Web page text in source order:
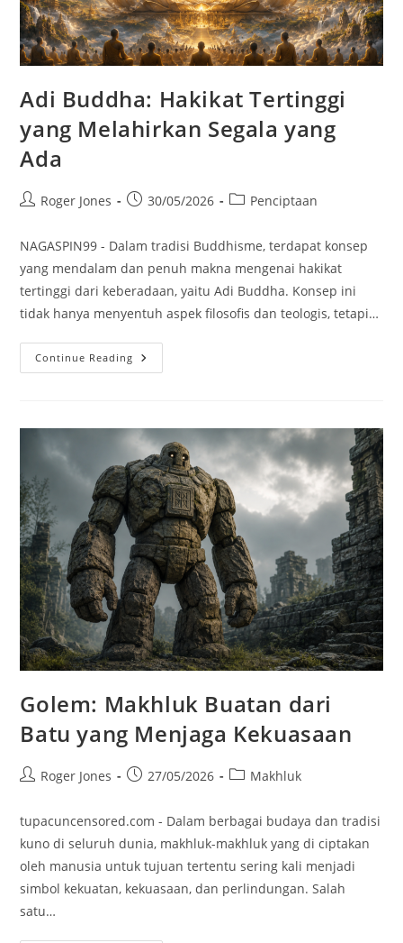
Adi Buddha: Hakikat Tertinggi
yang Melahirkan Segala yang
Ada
PostRoger Jones
Post30/05/2026
PostPenciptaan
NAGASPIN99 - Dalam tradisi Buddhisme, terdapat konsep
yang mendalam dan penuh makna mengenai hakikat
tertinggi dari keberadaan, yaitu Adi Buddha. Konsep ini
tidak hanya menyentuh aspek filosofis dan teologis, tetapi…
Continue Reading Adi
Buddha:
Segala
Yang
Ada
Golem: Makhluk Buatan dari
Batu yang Menjaga Kekuasaan
PostRoger Jones
Post27/05/2026
PostMakhluk
tupacuncensored.com - Dalam berbagai budaya dan tradisi
kuno di seluruh dunia, makhluk-makhluk yang di ciptakan
oleh manusia untuk tujuan tertentu sering kali menjadi
simbol kekuatan, kekuasaan, dan perlindungan. Salah
satu…